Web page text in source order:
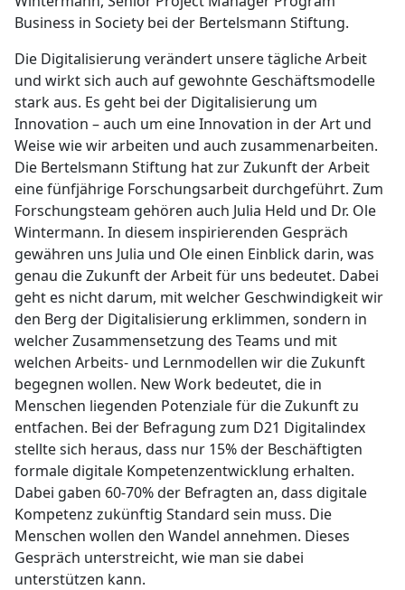
Business in Society bei der Bertelsmann Stiftung.
Die Digitalisierung verändert unsere tägliche Arbeit
und wirkt sich auch auf gewohnte Geschäftsmodelle
stark aus. Es geht bei der Digitalisierung um
Innovation – auch um eine Innovation in der Art und
Weise wie wir arbeiten und auch zusammenarbeiten.
Die Bertelsmann Stiftung hat zur Zukunft der Arbeit
eine fünfjährige Forschungsarbeit durchgeführt. Zum
Forschungsteam gehören auch Julia Held und Dr. Ole
Wintermann. In diesem inspirierenden Gespräch
gewähren uns Julia und Ole einen Einblick darin, was
genau die Zukunft der Arbeit für uns bedeutet. Dabei
geht es nicht darum, mit welcher Geschwindigkeit wir
den Berg der Digitalisierung erklimmen, sondern in
welcher Zusammensetzung des Teams und mit
welchen Arbeits- und Lernmodellen wir die Zukunft
begegnen wollen. New Work bedeutet, die in
Menschen liegenden Potenziale für die Zukunft zu
entfachen. Bei der Befragung zum D21 Digitalindex
stellte sich heraus, dass nur 15% der Beschäftigten
formale digitale Kompetenzentwicklung erhalten.
Dabei gaben 60-70% der Befragten an, dass digitale
Kompetenz zukünftig Standard sein muss. Die
Menschen wollen den Wandel annehmen. Dieses
Gespräch unterstreicht, wie man sie dabei
unterstützen kann.